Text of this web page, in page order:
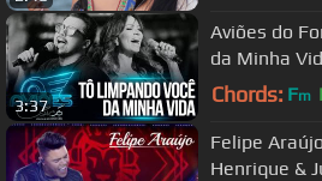
3:37
Aviões do
da Minha
Chords: Fm
Felipe
Henrique &